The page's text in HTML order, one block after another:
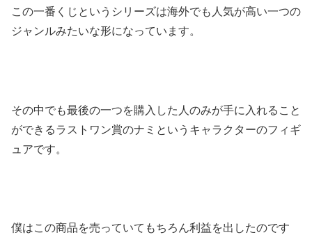
この一番くじというシリーズは海外でも人気が高い一つの
ジャンルみたいな形になっています。
その中でも最後の一つを購入した人のみが手に入れること
ができるラストワン賞のナミというキャラクターのフィギ
ュアです。
僕はこの商品を売っていてもちろん利益を出したのです